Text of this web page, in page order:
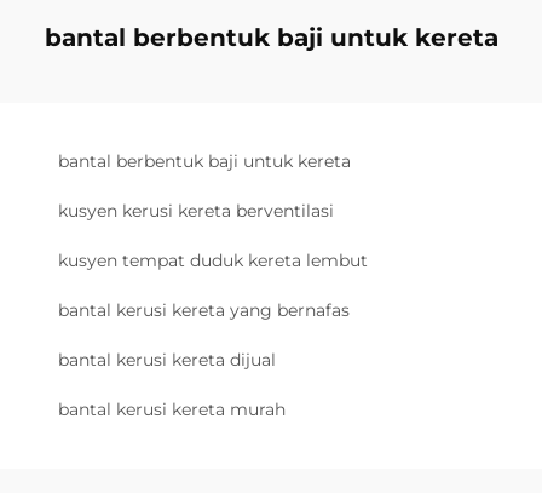
bantal berbentuk baji untuk kereta
bantal berbentuk baji untuk kereta
kusyen kerusi kereta berventilasi
kusyen tempat duduk kereta lembut
bantal kerusi kereta yang bernafas
bantal kerusi kereta dijual
bantal kerusi kereta murah